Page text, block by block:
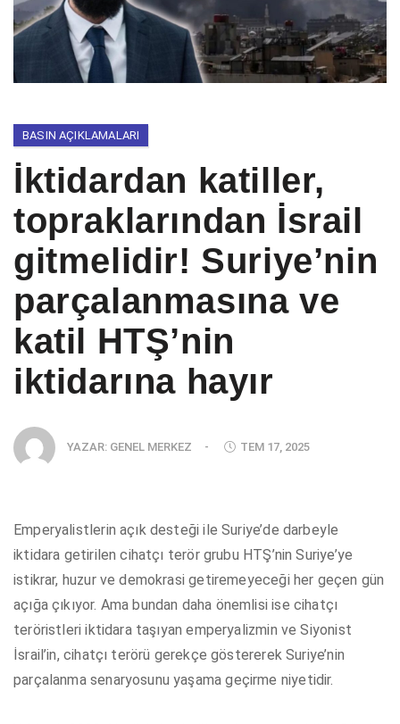
BASIN AÇIKLAMALARI
İktidardan katiller,
topraklarından İsrail
gitmelidir! Suriye’nin
parçalanmasına ve
katil HTŞ’nin
iktidarına hayır
YAZAR: GENEL MERKEZ - TEM 17, 2025
Emperyalistlerin açık desteği ile Suriye’de darbeyle
iktidara getirilen cihatçı terör grubu HTŞ’nin Suriye’ye
istikrar, huzur ve demokrasi getiremeyeceği her geçen gün
açığa çıkıyor. Ama bundan daha önemlisi ise cihatçı
teröristleri iktidara taşıyan emperyalizmin ve Siyonist
İsrail’in, cihatçı terörü gerekçe göstererek Suriye’nin
parçalanma senaryosunu yaşama geçirme niyetidir.